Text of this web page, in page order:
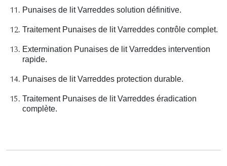
Punaises de lit Varreddes solution définitive.
Traitement Punaises de lit Varreddes contrôle complet.
Extermination Punaises de lit Varreddes intervention
rapide.
Punaises de lit Varreddes protection durable.
Traitement Punaises de lit Varreddes éradication
complète.